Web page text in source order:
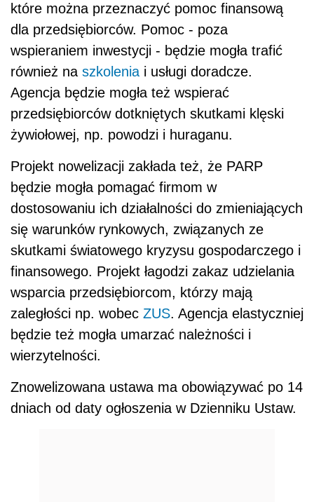
które można przeznaczyć pomoc finansową
dla przedsiębiorców. Pomoc - poza
wspieraniem inwestycji - będzie mogła trafić
również na szkolenia i usługi doradcze.
Agencja będzie mogła też wspierać
przedsiębiorców dotkniętych skutkami klęski
żywiołowej, np. powodzi i huraganu.
Projekt nowelizacji zakłada też, że PARP
będzie mogła pomagać firmom w
dostosowaniu ich działalności do zmieniających
się warunków rynkowych, związanych ze
skutkami światowego kryzysu gospodarczego i
finansowego. Projekt łagodzi zakaz udzielania
wsparcia przedsiębiorcom, którzy mają
zaległości np. wobec ZUS. Agencja elastyczniej
będzie też mogła umarzać należności i
wierzytelności.
Znowelizowana ustawa ma obowiązywać po 14
dniach od daty ogłoszenia w Dzienniku Ustaw.